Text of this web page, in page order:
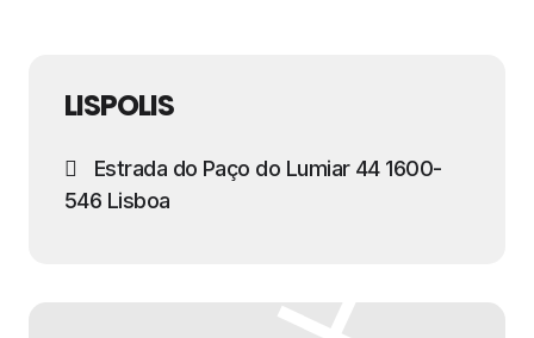
LISPOLIS
Estrada do Paço do Lumiar 44 1600-
546 Lisboa